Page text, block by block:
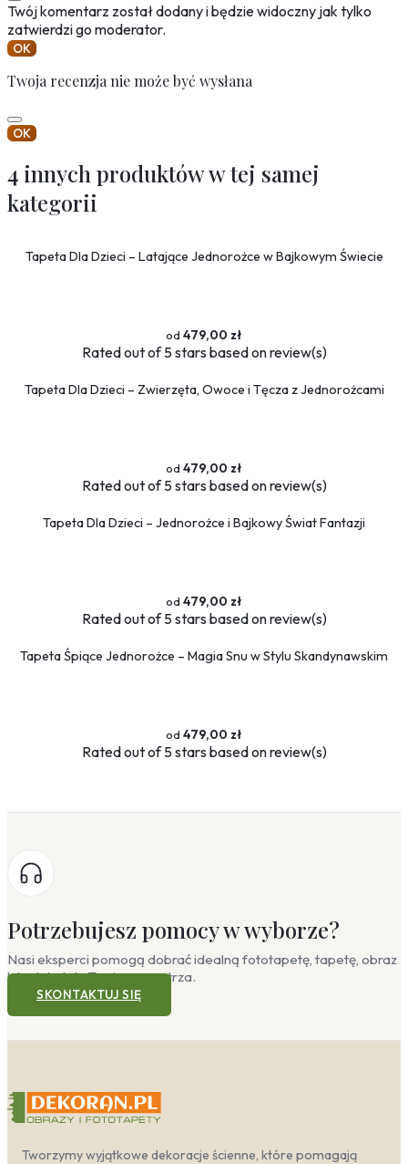
Twój komentarz został dodany i będzie widoczny jak tylko
zatwierdzi go moderator.
OK
Twoja recenzja nie może być wysłana
OK
4 innych produktów w tej samej
kategorii
Tapeta Dla Dzieci – Latające Jednorożce w Bajkowym Świecie
479,00 zł
Ratedout of 5 stars based onreview(s)
Tapeta Dla Dzieci – Zwierzęta, Owoce i Tęcza z Jednorożcami
479,00 zł
Ratedout of 5 stars based onreview(s)
Tapeta Dla Dzieci – Jednorożce i Bajkowy Świat Fantazji
479,00 zł
Ratedout of 5 stars based onreview(s)
Tapeta Śpiące Jednorożce – Magia Snu w Stylu Skandynawskim
479,00 zł
Ratedout of 5 stars based onreview(s)
Potrzebujesz pomocy w wyborze?
Nasi eksperci pomogą dobrać idealną fototapetę, tapetę, obraz
lub plakat do Twojego wnętrza.
SKONTAKTUJ SIĘ
Tworzymy wyjątkowe dekoracje ścienne, które pomagają